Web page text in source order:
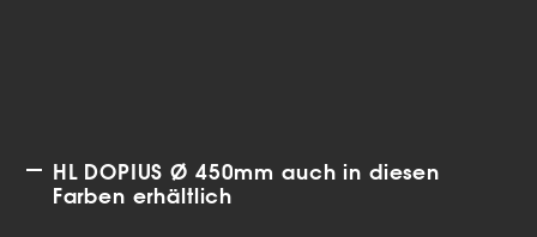
HL DOPIUS Ø 450mm auch in diesen
Farben erhältlich